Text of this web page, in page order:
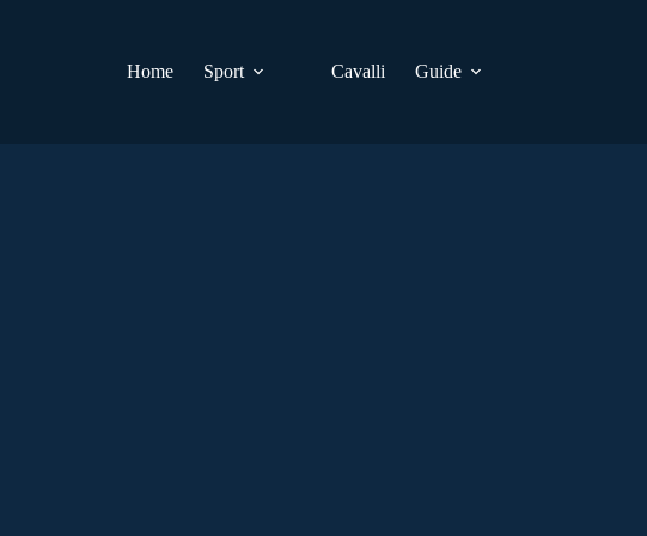
Home
Sport Cavalli Guide